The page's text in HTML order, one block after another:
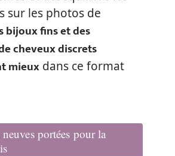
sur les photos de
bijoux fins et des
cheveux discrets
mieux dans ce format
neuves portées pour la